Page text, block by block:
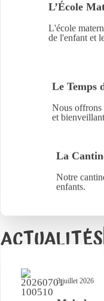
L’École
L'école
de l'enfant et
Le Temps
Nous offrons
et
La
Notre
enfants.
ACTUALITÉS
3 juillet 2026